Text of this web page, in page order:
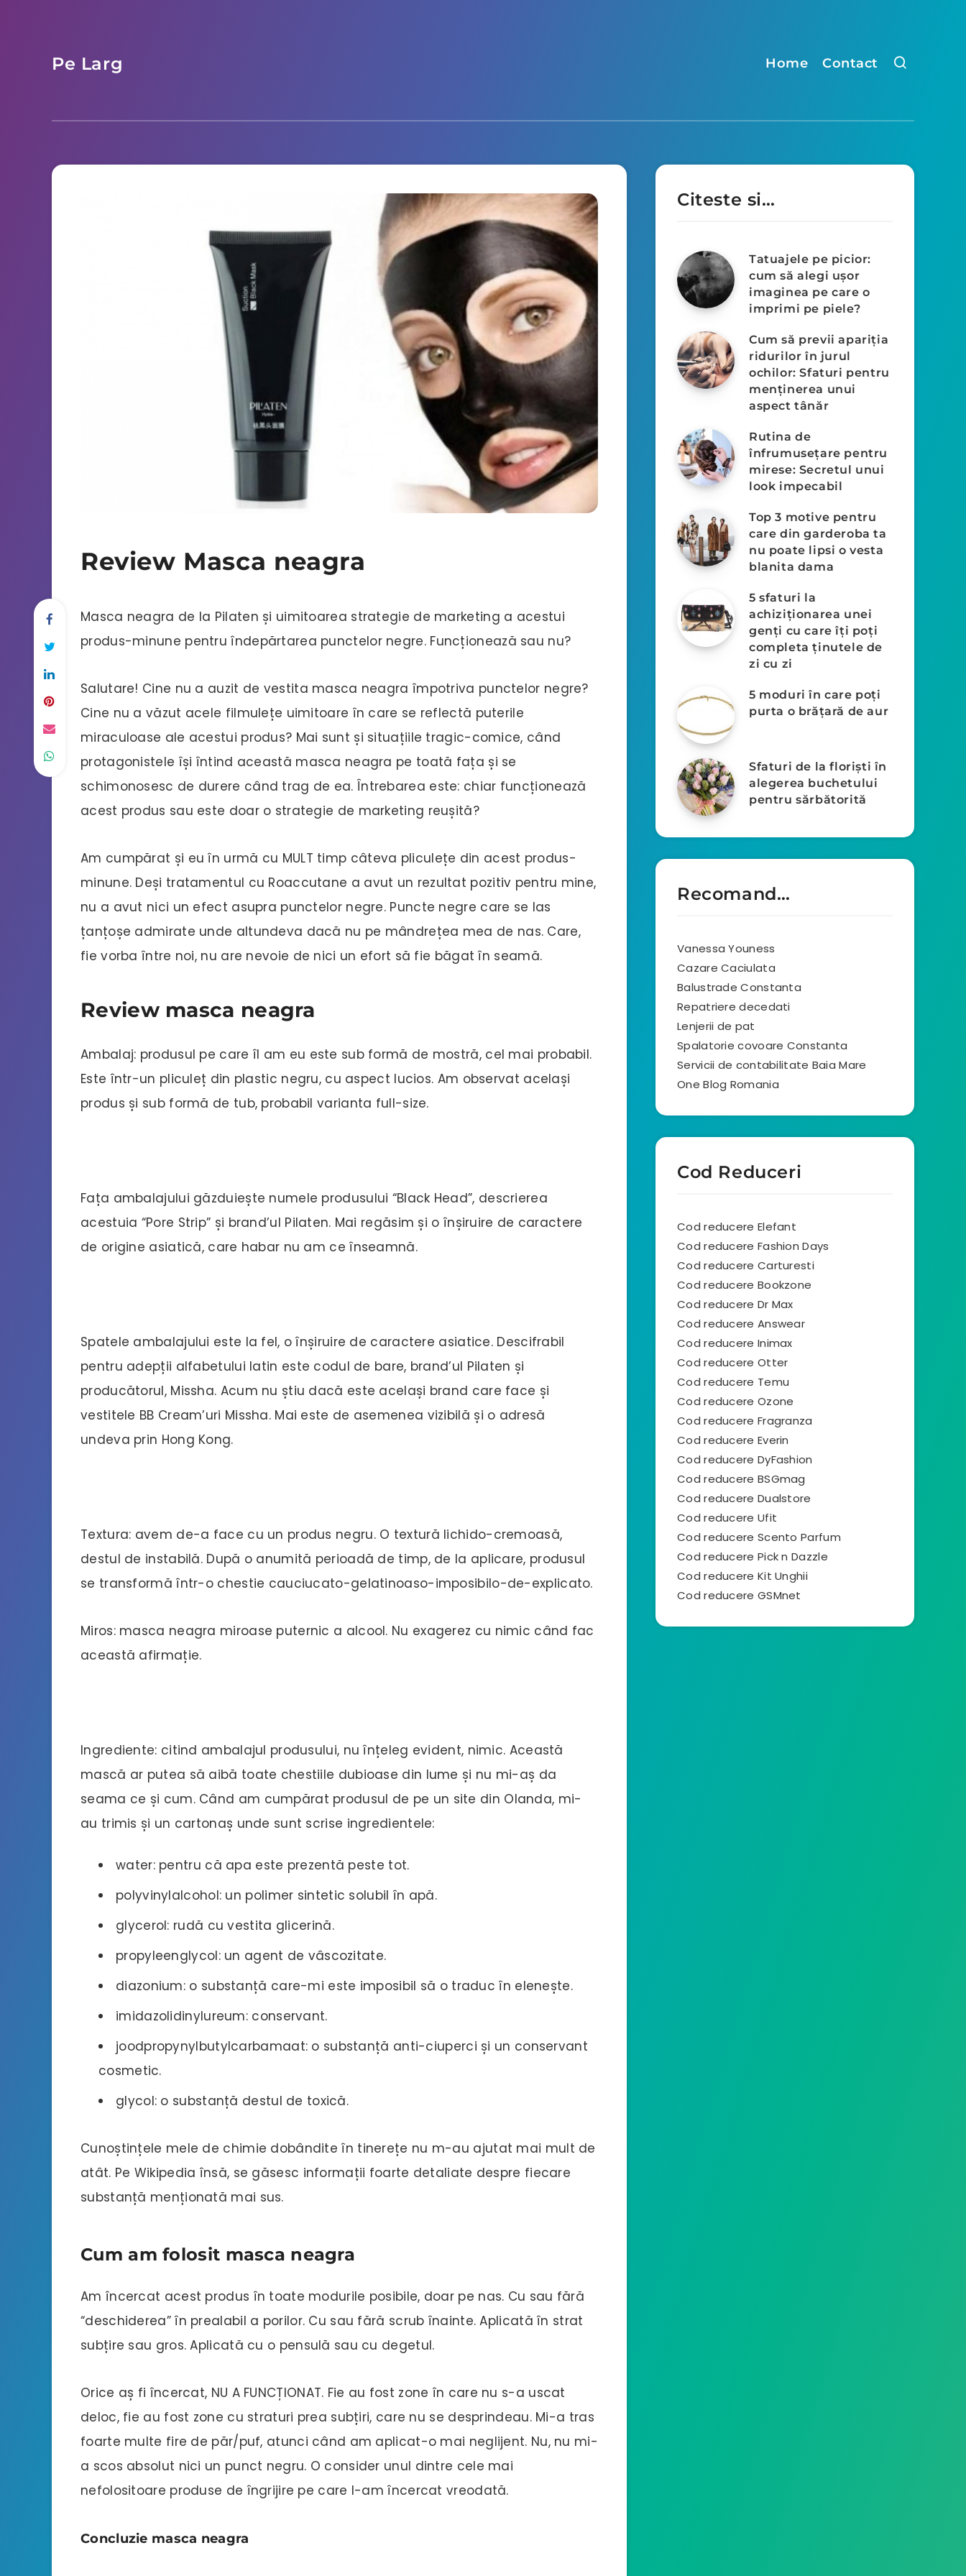
Pe Larg Home Contact
Review Masca neagra
Masca neagra de la Pilaten și uimitoarea strategie de marketing a acestui
produs-minune pentru îndepărtarea punctelor negre. Funcționează sau nu?
Salutare! Cine nu a auzit de vestita masca neagra împotriva punctelor negre?
Cine nu a văzut acele filmulețe uimitoare în care se reflectă puterile
miraculoase ale acestui produs? Mai sunt și situațiile tragic-comice, când
protagonistele își întind această masca neagra pe toată fața și se
schimonosesc de durere când trag de ea. Întrebarea este: chiar funcționează
acest produs sau este doar o strategie de marketing reușită?
Am cumpărat și eu în urmă cu MULT timp câteva pliculețe din acest produs-
minune. Deși tratamentul cu Roaccutane a avut un rezultat pozitiv pentru mine,
nu a avut nici un efect asupra punctelor negre. Puncte negre care se las
țanțoșe admirate unde altundeva dacă nu pe mândrețea mea de nas. Care,
fie vorba între noi, nu are nevoie de nici un efort să fie băgat în seamă.
Review masca neagra
Ambalaj: produsul pe care îl am eu este sub formă de mostră, cel mai probabil.
Este într-un pliculeț din plastic negru, cu aspect lucios. Am observat același
produs și sub formă de tub, probabil varianta full-size.
Fața ambalajului găzduiește numele produsului “Black Head”, descrierea
acestuia “Pore Strip” și brand’ul Pilaten. Mai regăsim și o înșiruire de caractere
de origine asiatică, care habar nu am ce înseamnă.
Spatele ambalajului este la fel, o înșiruire de caractere asiatice. Descifrabil
pentru adepții alfabetului latin este codul de bare, brand’ul Pilaten și
producătorul, Missha. Acum nu știu dacă este același brand care face și
vestitele BB Cream’uri Missha. Mai este de asemenea vizibilă și o adresă
undeva prin Hong Kong.
Textura: avem de-a face cu un produs negru. O textură lichido-cremoasă,
destul de instabilă. După o anumită perioadă de timp, de la aplicare, produsul
se transformă într-o chestie cauciucato-gelatinoaso-imposibilo-de-explicato.
Miros: masca neagra miroase puternic a alcool. Nu exagerez cu nimic când fac
această afirmație.
Ingrediente: citind ambalajul produsului, nu înțeleg evident, nimic. Această
mască ar putea să aibă toate chestiile dubioase din lume și nu mi-aș da
seama ce și cum. Când am cumpărat produsul de pe un site din Olanda, mi-
au trimis și un cartonaș unde sunt scrise ingredientele:
water: pentru că apa este prezentă peste tot.
polyvinylalcohol: un polimer sintetic solubil în apă.
glycerol: rudă cu vestita glicerină.
propyleenglycol: un agent de vâscozitate.
diazonium: o substanță care-mi este imposibil să o traduc în elenește.
imidazolidinylureum: conservant.
joodpropynylbutylcarbamaat: o substanță anti-ciuperci și un conservant
cosmetic.
glycol: o substanță destul de toxică.
Cunoștințele mele de chimie dobândite în tinerețe nu m-au ajutat mai mult de
atât. Pe Wikipedia însă, se găsesc informații foarte detaliate despre fiecare
substanță menționată mai sus.
Cum am folosit masca neagra
Am încercat acest produs în toate modurile posibile, doar pe nas. Cu sau fără
“deschiderea” în prealabil a porilor. Cu sau fără scrub înainte. Aplicată în strat
subțire sau gros. Aplicată cu o pensulă sau cu degetul.
Orice aș fi încercat, NU A FUNCȚIONAT. Fie au fost zone în care nu s-a uscat
deloc, fie au fost zone cu straturi prea subțiri, care nu se desprindeau. Mi-a tras
foarte multe fire de păr/puf, atunci când am aplicat-o mai neglijent. Nu, nu mi-
a scos absolut nici un punct negru. O consider unul dintre cele mai
nefolositoare produse de îngrijire pe care l-am încercat vreodată.
Concluzie masca neagra
Citeste si…
Tatuajele pe picior:
cum să alegi ușor
imaginea pe care o
imprimi pe piele?
Cum să previi apariția
ridurilor în jurul
ochilor: Sfaturi pentru
menținerea unui
aspect tânăr
Rutina de
înfrumusețare pentru
mirese: Secretul unui
look impecabil
Top 3 motive pentru
care din garderoba ta
nu poate lipsi o vesta
blanita dama
5 sfaturi la
achiziționarea unei
genți cu care îți poți
completa ținutele de
zi cu zi
5 moduri în care poţi
purta o brăţară de aur
Sfaturi de la floriști în
alegerea buchetului
pentru sărbătorită
Recomand…
Vanessa Youness
Cazare Caciulata
Balustrade Constanta
Repatriere decedati
Lenjerii de pat
Spalatorie covoare Constanta
Servicii de contabilitate Baia Mare
One Blog Romania
Cod Reduceri
Cod reducere Elefant
Cod reducere Fashion Days
Cod reducere Carturesti
Cod reducere Bookzone
Cod reducere Dr Max
Cod reducere Answear
Cod reducere Inimax
Cod reducere Otter
Cod reducere Temu
Cod reducere Ozone
Cod reducere Fragranza
Cod reducere Everin
Cod reducere DyFashion
Cod reducere BSGmag
Cod reducere Dualstore
Cod reducere Ufit
Cod reducere Scento Parfum
Cod reducere Pick n Dazzle
Cod reducere Kit Unghii
Cod reducere GSMnet